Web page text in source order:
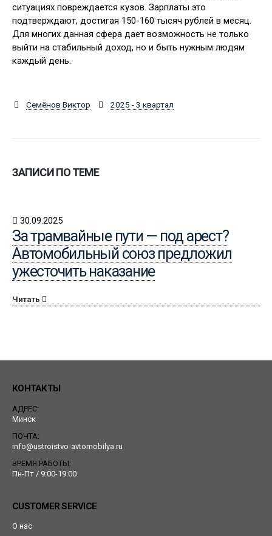
ситуациях повреждается кузов. Зарплаты это
подтверждают, достигая 150-160 тысяч рублей в месяц.
Для многих данная сфера дает возможность не только
выйти на стабильный доход, но и быть нужным людям
каждый день.
Семёнов Виктор 2025 - 3 квартал
ЗАПИСИ ПО ТЕМЕ
30.09.2025
За трамвайные пути — под арест?
Автомобильный союз предложил
ужесточить наказание
Читать
КОНТАКТЫ
АДРЕС:
Минск
ПОЧТА:
info@ustroistvo-avtomobilya.ru
ВРЕМЯ РАБОТЫ:
Пн-Пт / 9:00-19:00
CUSTOMER SERVICE
О нас